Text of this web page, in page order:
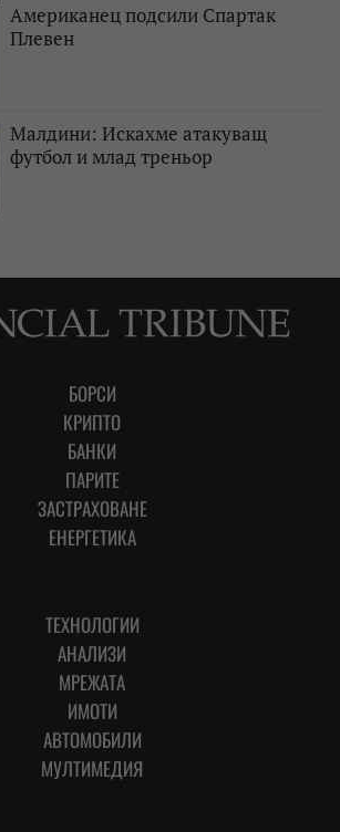
Американец подсили Спартак
Плевен
Малдини: Искахме атакуващ
футбол и млад треньор
БОРСИ
КРИПТО
БАНКИ
ПАРИТЕ
ЗАСТРАХОВАНЕ
ЕНЕРГЕТИКА
ТЕХНОЛОГИИ
АНАЛИЗИ
МРЕЖАТА
ИМОТИ
АВТОМОБИЛИ
МУЛТИМЕДИЯ